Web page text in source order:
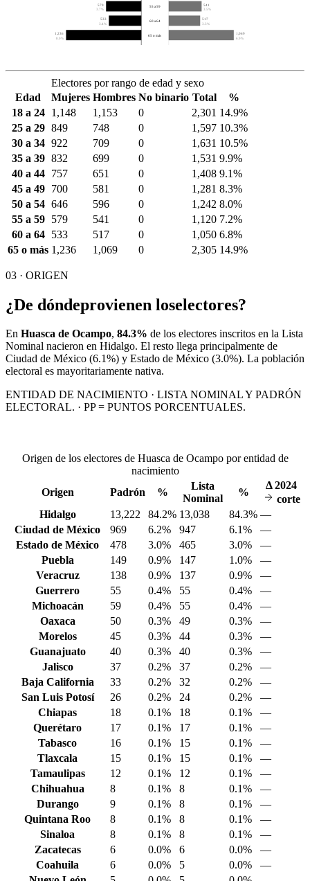
579
3.7%
541
3.5%
55 a 59
533
3.4%
517
3.3%
60 a 64
1,236
8.0%
1,069
6.9%
65 o más
Electores por rango de edad y sexo
Edad
Mujeres Hombres No binario Total
%
18 a 24
1,148 1,153 0 2,301 14.9%
25 a 29 849 748 0 1,597 10.3%
30 a 34 922 709 0 1,631 10.5%
35 a 39 832 699 0 1,531 9.9%
40 a 44
757 651 0 1,408 9.1%
45 a 49
700 581 0 1,281 8.3%
50 a 54 646 596 0 1,242 8.0%
55 a 59
579 541 0 1,120 7.2%
60 a 64
533 517 0 1,050 6.8%
65 o más 1,236 1,069 0 2,305 14.9%
03 · ORIGEN
¿De dóndeprovienen loselectores?
En Huasca de Ocampo, 84.3% de los electores inscritos en la Lista
Nominal nacieron en Hidalgo. El resto llega principalmente de
Ciudad de México (6.1%) y Estado de México (3.0%). La población
electoral es mayoritariamente nativa.
ENTIDAD DE NACIMIENTO · LISTA NOMINAL Y PADRÓN
ELECTORAL. · PP = PUNTOS PORCENTUALES.
Origen de los electores de Huasca de Ocampo por entidad de
nacimiento
Origen
Padrón %
Lista
Nominal
%
Δ2024
corte
Hidalgo
13,222 84.2% 13,038 84.3% —
Ciudad de México
969 6.2% 947 6.1%
—
Estado de México
478 3.0% 465 3.0%
—
Puebla
149 0.9% 147 1.0%
—
Veracruz
138 0.9% 137 0.9%
—
Guerrero
55 0.4% 55 0.4%
—
Michoacán
59 0.4% 55 0.4%
—
Oaxaca
50 0.3% 49 0.3%
—
Morelos
45 0.3% 44 0.3%
—
Guanajuato
40 0.3% 40 0.3%
—
Jalisco
37 0.2% 37 0.2%
—
Baja California
33 0.2% 32 0.2%
—
San Luis Potosí
26 0.2% 24 0.2%
—
Chiapas
18 0.1% 18 0.1%
—
Querétaro
17 0.1% 17 0.1%
—
Tabasco
16 0.1% 15 0.1%
—
Tlaxcala
15 0.1% 15 0.1%
—
Tamaulipas
12 0.1% 12 0.1%
—
Chihuahua
8 0.1% 8 0.1%
—
Durango
9 0.1% 8 0.1%
—
Quintana Roo
8 0.1% 8 0.1%
—
Sinaloa
8 0.1% 8 0.1%
—
Zacatecas
6 0.0% 6 0.0%
—
Coahuila
6 0.0% 5 0.0%
—